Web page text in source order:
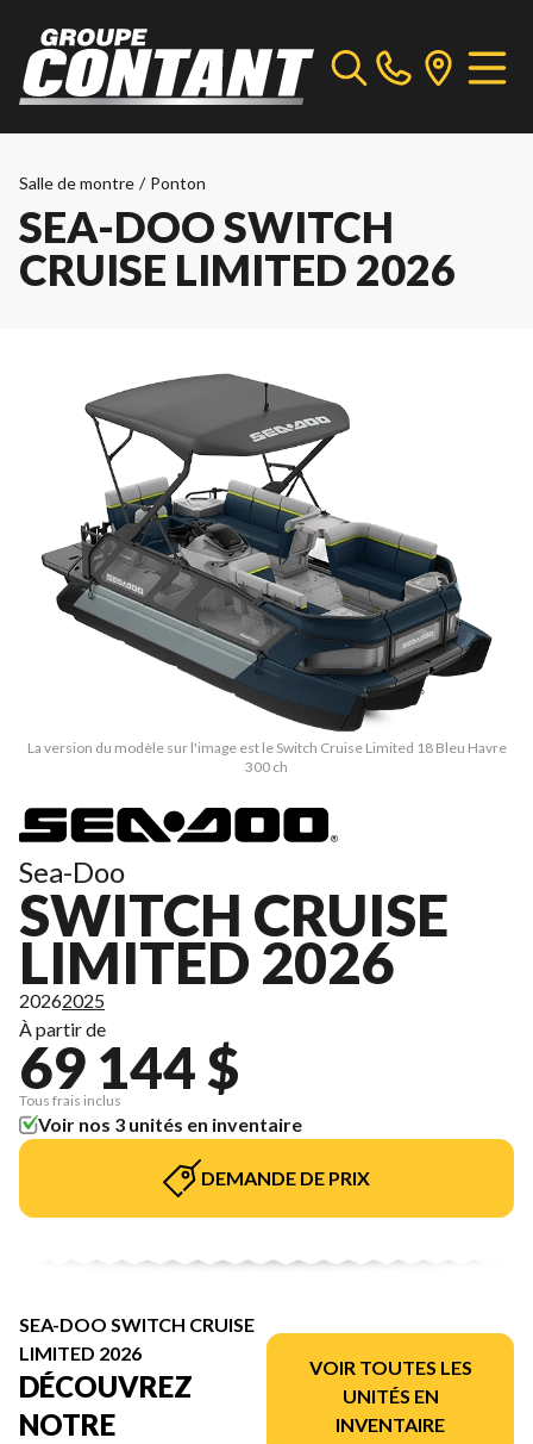
Salle de montre / Ponton
SEA-DOO SWITCH
CRUISE LIMITED 2026
La version du modèle sur l'image est le Switch Cruise Limited 18 Bleu Havre
300 ch
Sea-Doo
SWITCH CRUISE
LIMITED 2026
20262025
À partir de
69 144 $
Tous frais inclus
Voir nos 3 unités en inventaire
DEMANDE DE PRIX
SEA-DOO SWITCH CRUISE
LIMITED 2026
DÉCOUVREZ
NOTRE
VOIR TOUTES LES
UNITÉS EN
INVENTAIRE